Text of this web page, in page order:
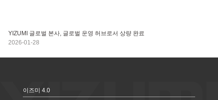
YIZUMI 글로벌 본사, 글로벌 운영 허브로서 상량 완료
2026-01-28
이즈미 4.0